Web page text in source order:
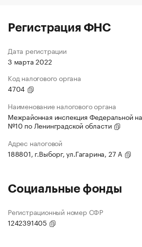
Регистрация ФНС
Дата регистрации
3 марта 2022
Код налогового органа
4704
Наименование налогового органа
Межрайонная инспекция Федеральной
№10 по Ленинградской области
Адрес налоговой
188801, г.Выборг, ул.Гагарина, 27 А
Социальные фонды
Регистрационный номер СФР
1242391405